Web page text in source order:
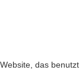
das benutzt